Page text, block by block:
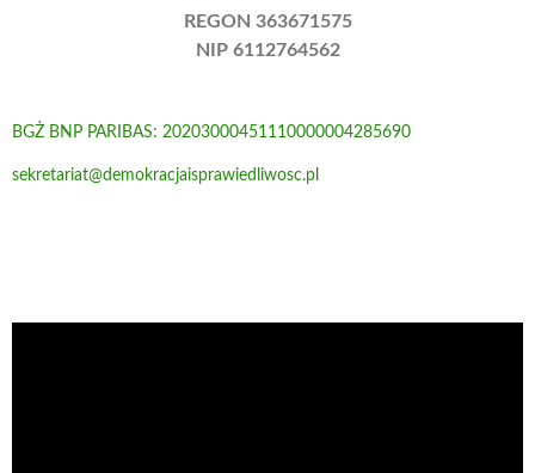
REGON 363671575
NIP 6112764562
BGŻ BNP PARIBAS: 20203000451110000004285690
sekretariat@demokracjaisprawiedliwosc.pl